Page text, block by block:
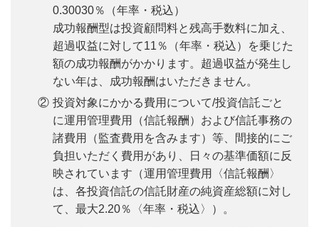
0.30030％（年率・税込）
成功報酬型は投資顧問料と残高手数料に加え、
超過収益に対して11％（年率・税込）を乗じた
額の成功報酬がかかります。超過収益が発生し
ない年は、成功報酬はいただきません。
② 投資対象にかかる費用について/投資信託ごと
に運用管理費用（信託報酬）および信託事務の
諸費用（監査費用を含みます）等、間接的にご
負担いただく費用があり、日々の基準価額に反
映されています（運用管理費用〈信託報酬〉
は、各投資信託の信託財産の純資産総額に対し
て、最大2.20％〈年率・税込〉）。